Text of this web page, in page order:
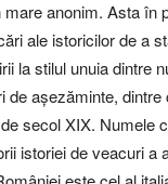
anonim. Asta în
ale istoricilor de a
la stilul unuia dintre
de așezăminte, dintre
secol XIX. Numele
istoriei de veacuri a